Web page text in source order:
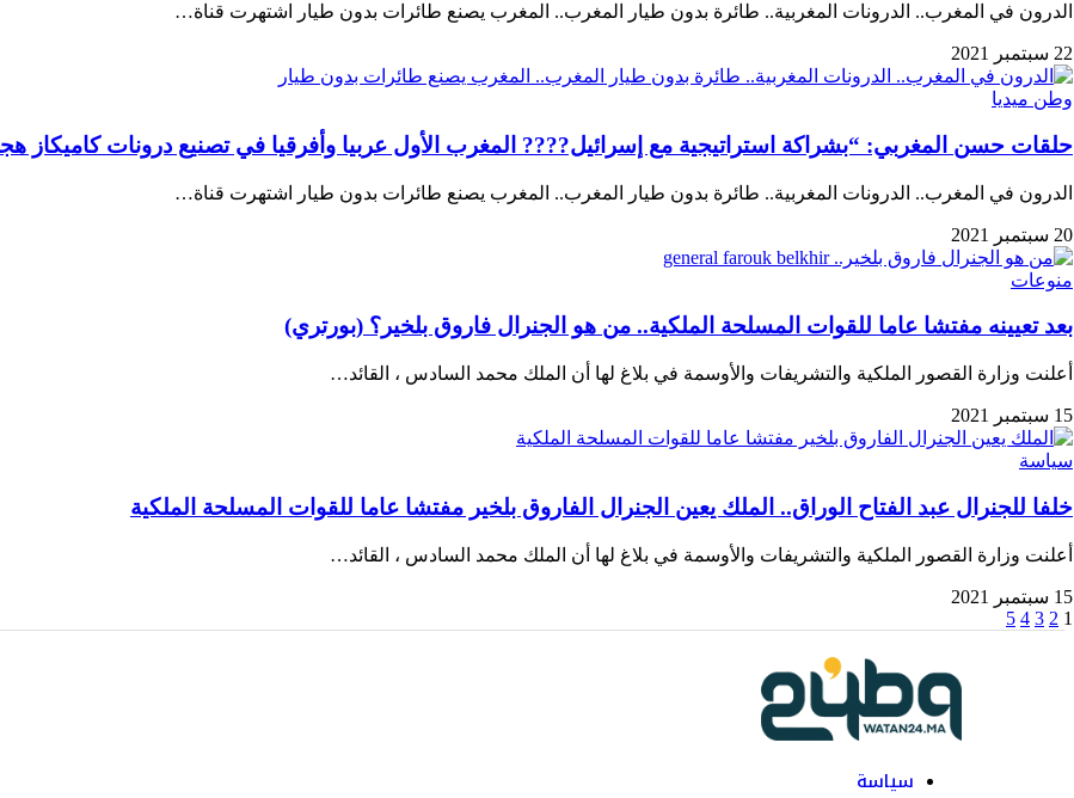
الدرون في المغرب.. الدرونات المغربية.. طائرة بدون طيار المغرب.. المغرب يصنع طائرات بدون طيار اشتهرت قناة…
22 سبتمبر 2021
وطن ميديا
حلقات حسن المغربي: “بشراكة استراتيجية مع إسرائيل???? المغرب الأول عربيا وأفرقيا في تصنيع درونات كاميكاز
الدرون في المغرب.. الدرونات المغربية.. طائرة بدون طيار المغرب.. المغرب يصنع طائرات بدون طيار اشتهرت قناة…
20 سبتمبر 2021
منوعات
بعد تعيينه مفتشا عاما للقوات المسلحة الملكية.. من هو الجنرال فاروق بلخير؟ (بورتري)
أعلنت وزارة القصور الملكية والتشريفات والأوسمة في بلاغ لها أن الملك محمد السادس ، القائد…
15 سبتمبر 2021
سياسة
خلفا للجنرال عبد الفتاح الوراق.. الملك يعين الجنرال الفاروق بلخير مفتشا عاما للقوات المسلحة الملكية
أعلنت وزارة القصور الملكية والتشريفات والأوسمة في بلاغ لها أن الملك محمد السادس ، القائد…
15 سبتمبر 2021
1
2
3
4
5
سياسة